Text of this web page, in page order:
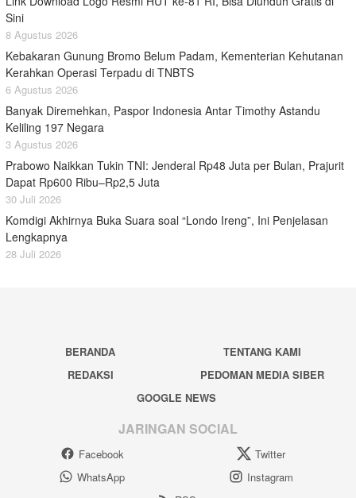
Sini
8 Agustus 2026
Kebakaran Gunung Bromo Belum Padam, Kementerian Kehutanan
Kerahkan Operasi Terpadu di TNBTS
6 Agustus 2026
Banyak Diremehkan, Paspor Indonesia Antar Timothy Astandu
Keliling 197 Negara
3 Agustus 2026
Prabowo Naikkan Tukin TNI: Jenderal Rp48 Juta per Bulan, Prajurit
Dapat Rp600 Ribu–Rp2,5 Juta
30 Juli 2026
Komdigi Akhirnya Buka Suara soal “Londo Ireng”, Ini Penjelasan
Lengkapnya
28 Juli 2026
BERANDA
TENTANG KAMI
REDAKSI
PEDOMAN MEDIA SIBER
GOOGLE NEWS
JARINGAN SOCIAL
Facebook
Twitter
WhatsApp
Instagram